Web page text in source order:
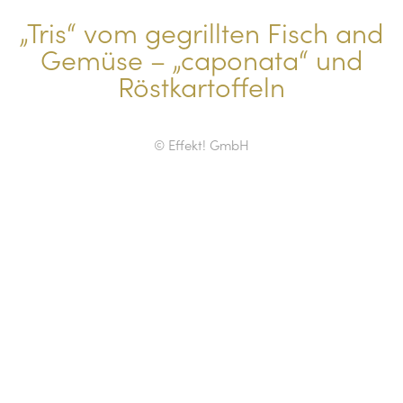
„Tris“ vom gegrillten Fisch and
Gemüse – „caponata“ und
Röstkartoffeln
© Effekt! GmbH